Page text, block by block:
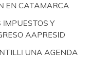
EN CATAMARCA
Y
AAPRESID
UNA AGENDA